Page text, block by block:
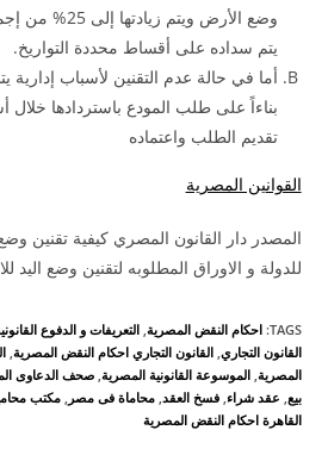
وضع الأرض ويتم
يتم سداده على أقساط محددة التواريخ.
أما في حالة عدم التقنين لأسباب إدارية
بناءاً على طلب المودع باستردادها
تقديم الطلب واعتماده
القوانين المصرية
المصدر دار القانون المصري كيفية تقنين
للدولة و الاوراق المطلوبه لتقنين وضع اليد
TAGS
:احكام النقض المصرية التعريفات و الدفوع
القانون التجاري القانون التجاري احكام النقض المصرية
المصرية الموسوعة القانونية المصرية صحف الدعاوى
بيع عقد شراء فسخ العقد محاماة فى مصر مكتب
القاهرة احكام النقض المصرية